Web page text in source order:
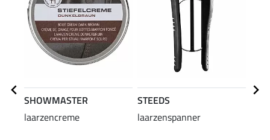
SHOWMASTER
laarzencreme
STEEDS
laarzenspanner